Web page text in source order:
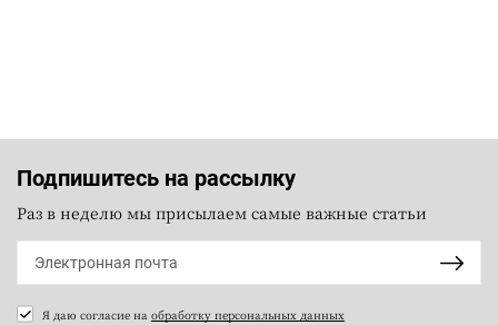
Подпишитесь на рассылку
Раз в неделю мы присылаем самые важные статьи
Я даю согласие на обработку персональных данных